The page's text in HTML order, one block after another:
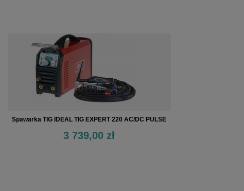
Spawarka TIG IDEAL TIG EXPERT 220 AC/DC PULSE
3 739,00 zł